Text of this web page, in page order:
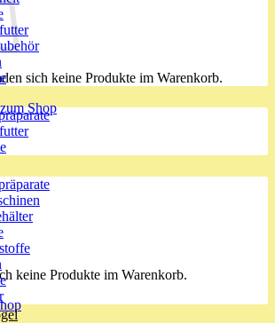
sich keine Produkte im Warenkorb.
Shop
keine Produkte im Warenkorb.